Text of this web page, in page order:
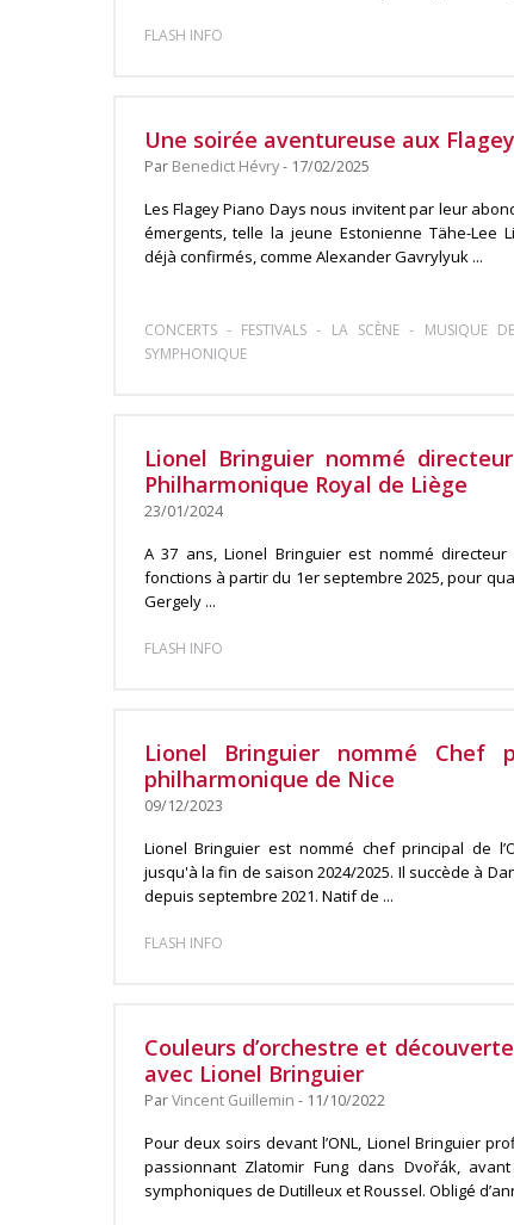
FLASH INFO
Une soirée aventureuse aux
Par Benedict Hévry- 17/02/2025
Les Flagey Piano Days nous invitent par leur
émergents, telle la jeune Estonienne Tähe-Lee
déjà confirmés, comme Alexander Gavrylyuk ...
CONCERTS- FESTIVALS - LA SCÈNE - MUSIQUE
SYMPHONIQUE
Lionel Bringuier nommé
Philharmonique Royal de Liège
23/01/2024
A 37 ans, Lionel Bringuier est nommé directeur
fonctions à partir du 1er septembre 2025, pour
Gergely ...
FLASH INFO
Lionel Bringuier nommé Chef
philharmonique de Nice
09/12/2023
Lionel Bringuier est nommé chef principal de
jusqu'à la fin de saison 2024/2025. Il succède à
depuis septembre 2021. Natif de ...
FLASH INFO
Couleurs d’orchestre et
avec Lionel Bringuier
ParVincent Guillemin - 11/10/2022
Pour deux soirs devant l’ONL, Lionel Bringuier
passionnant Zlatomir Fung dans Dvořák,
symphoniques de Dutilleux et Roussel. Obligé